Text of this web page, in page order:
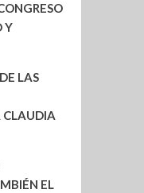
Y
LAS
CLAUDIA
EL